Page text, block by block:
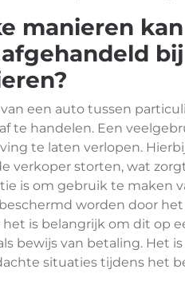
manieren
een auto tussen
te handelen. Een
te laten verlopen.
verkoper storten, wat
is om gebruik te maken
worden door
het is belangrijk om dit op
bewijs van betaling. Het
situaties tijdens het